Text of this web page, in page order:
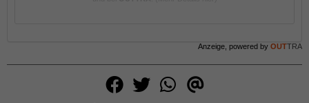
Anzeige, powered by OUTTRA